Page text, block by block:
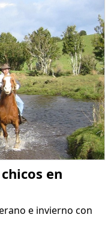
en
e invierno con